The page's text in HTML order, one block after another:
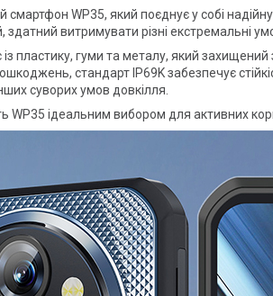
WP35, який поєднує у собі
витримувати різні екстремальні
пластику, гуми та металу, який
стандарт IP69K забезпечує
суворих умов довкілля.
WP35 ідеальним вибором для активних